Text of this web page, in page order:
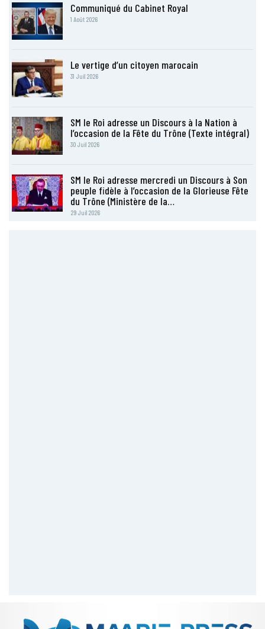
Communiqué du Cabinet Royal
1 Août 2026
Le vertige d’un citoyen marocain
31 Juil 2026
SM le Roi adresse un Discours à la Nation à
l’occasion de la Fête du Trône (Texte intégral)
30 Juil 2026
SM le Roi adresse mercredi un Discours à Son
peuple fidèle à l’occasion de la Glorieuse Fête
du Trône (Ministère de la…
29 Juil 2026